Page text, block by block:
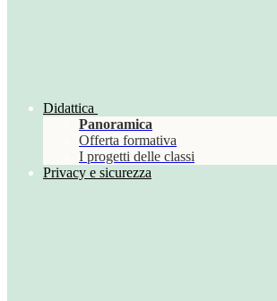
Didattica
Panoramica
Offerta formativa
I progetti delle classi
Privacy e sicurezza